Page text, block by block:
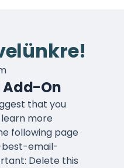
Add-On
that you
more
following page
email-
Delete this